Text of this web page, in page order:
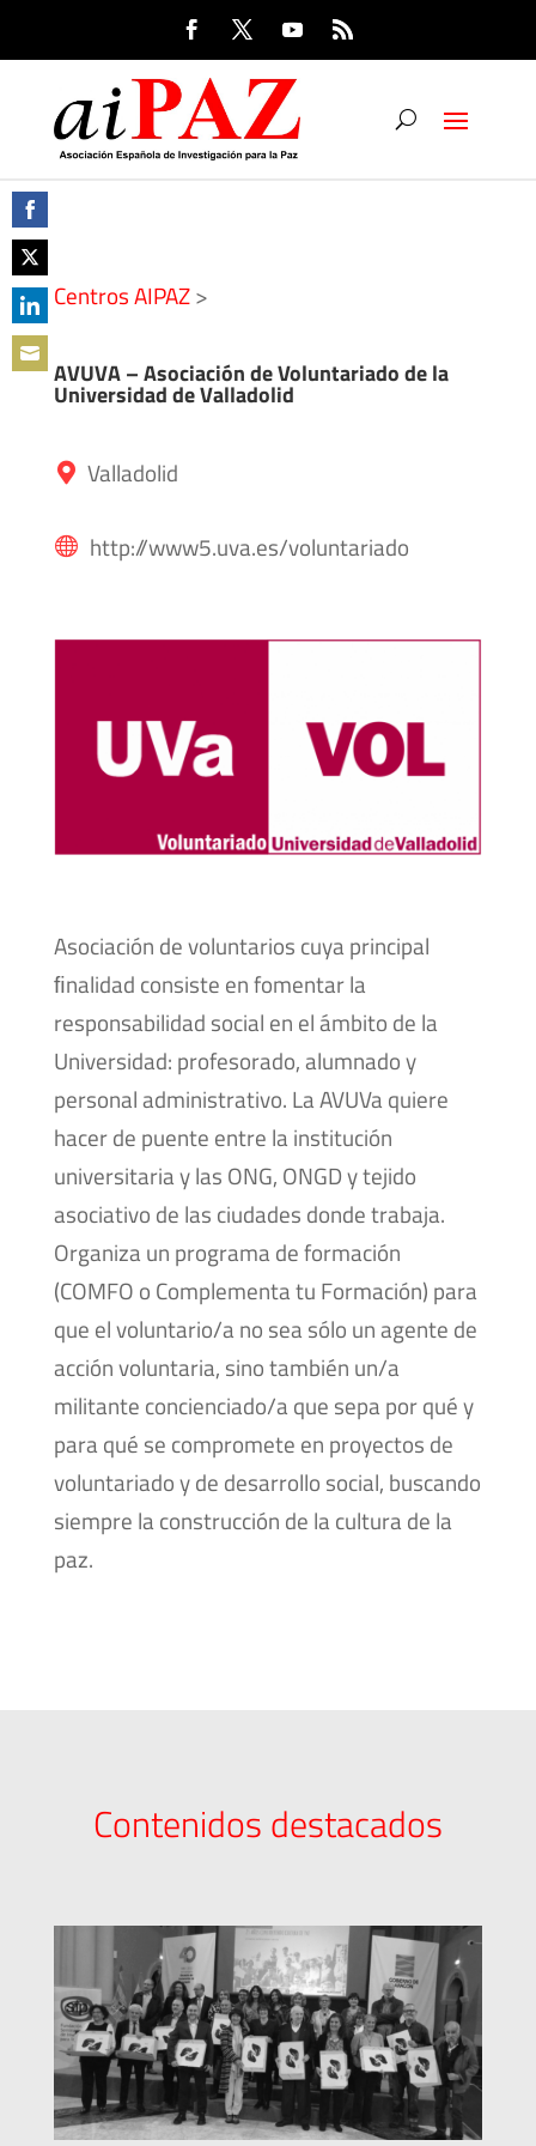
Centros AIPAZ>
AVUVA – Asociación de Voluntariado de la
Universidad de Valladolid
 Valladolid
 http://www5.uva.es/voluntariado
Asociación de voluntarios cuya principal
ﬁnalidad consiste en fomentar la
responsabilidad social en el ámbito de la
Universidad: profesorado, alumnado y
personal administrativo. La AVUVa quiere
hacer de puente entre la institución
universitaria y las ONG, ONGD y tejido
asociativo de las ciudades donde trabaja.
Organiza un programa de formación
(COMFO o Complementa tu Formación) para
que el voluntario/a no sea sólo un agente de
acción voluntaria, sino también un/a
militante concienciado/a que sepa por qué y
para qué se compromete en proyectos de
voluntariado y de desarrollo social, buscando
siempre la construcción de la cultura de la
paz.
Contenidos destacados
Share
on
Facebook
Share
on
Twitter
Share
onShare
Email